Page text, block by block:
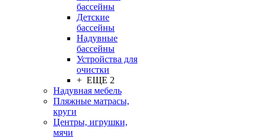
бассейны
Детские
бассейны
Надувные
бассейны
Устройства для
очистки
+ ЕЩЕ 2
Надувная мебель
Пляжные матрасы,
круги
Центры, игрушки,
мячи